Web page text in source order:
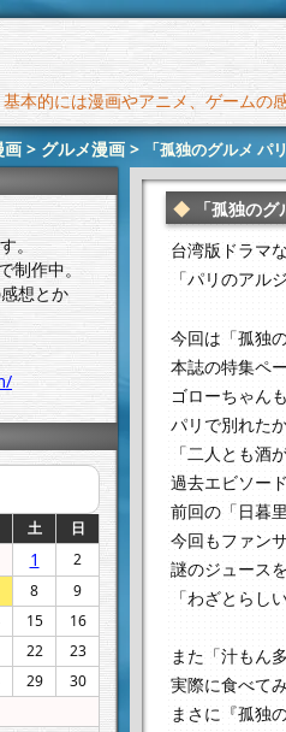
本的には漫画やアニメ、ゲームの
画 > グルメ漫画 > 「孤独のグルメ パ
「孤独の
台湾版ドラマ
「パリのアル
今回は「孤独
本誌の特集ペ
ゴローちゃん
パリで別れた
「二人とも酒
過去エビソー
前回の「日暮
今回もファン
謎のジュース
「わざとらし
また「汁もん
実際に食べて
まさに『孤独
。
制作中。
想とか
土 日
1
2
8
9
15
16
22
23
29
30